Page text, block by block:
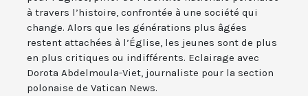
à travers l’histoire, confrontée à une société qui
change. Alors que les générations plus âgées
restent attachées à l’Église, les jeunes sont de plus
en plus critiques ou indifférents. Eclairage avec
Dorota Abdelmoula-Viet, journaliste pour la section
polonaise de Vatican News.